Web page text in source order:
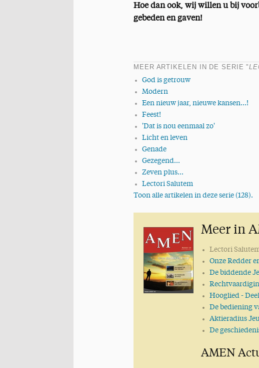
Hoe dan ook, wij willen u bij
gebeden en gaven!
MEER ARTIKELEN IN DE SERIE "
God is getrouw
Modern
Een nieuw jaar, nieuwe kansen...!
Feest!
'Dat is nou eenmaal zo'
Licht en leven
Genade
Gezegend...
Zeven plus...
Lectori Salutem
Toon alle artikelen in deze serie (128).
Vernieuwing
Dank!
De ware wijsheid
Joodse wijsheden
50 keer AMEN: een mijlpaal!
Een getrouw Woord
Gods Woord geeft antwoord
Meer in
Lectori
Onze Redder
De biddende
Hooglied-
De bediening
Aktieradius
De
AMEN